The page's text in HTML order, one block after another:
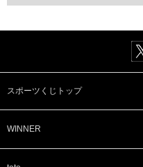
スポーツくじトップ
WINNER